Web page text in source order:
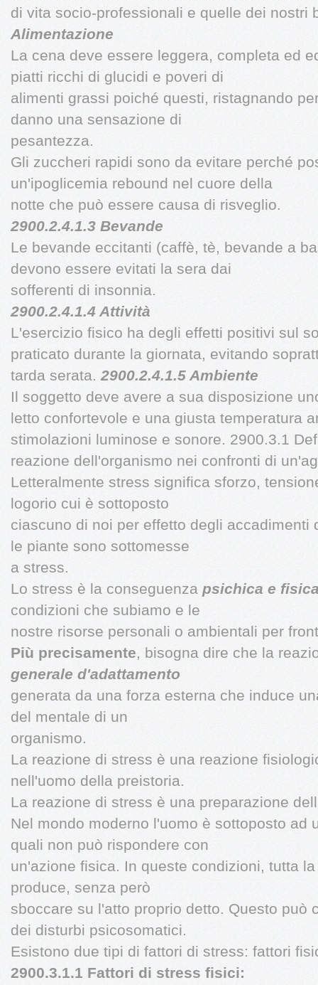
di vita socio-professionali e quelle dei nostri
Alimentazione
La cena deve essere leggera, completa ed
piatti ricchi di glucidi e poveri di
alimenti grassi poiché questi, ristagnando
danno una sensazione di
pesantezza.
Gli zuccheri rapidi sono da evitare perché
un'ipoglicemia rebound nel cuore della
notte che può essere causa di risveglio.
2900.2.4.1.3 Bevande
Le bevande eccitanti (caffè, tè, bevande a
devono essere evitati la sera dai
sofferenti di insonnia.
2900.2.4.1.4 Attività
L'esercizio fisico ha degli effetti positivi sul
praticato durante la giornata, evitando
tarda serata. 2900.2.4.1.5 Ambiente
Il soggetto deve avere a sua disposizione
letto confortevole e una giusta temperatura
stimolazioni luminose e sonore. 2900.3.1
reazione dell'organismo nei confronti di
Letteralmente stress significa sforzo,
logorio cui è sottoposto
ciascuno di noi per effetto degli accadimenti
le piante sono sottomesse
a stress.
Lo stress è la conseguenza psichica e
condizioni che subiamo e le
nostre risorse personali o ambientali per
Più precisamente, bisogna dire che la
generale d'adattamento
generata da una forza esterna che induce
del mentale di un
organismo.
La reazione di stress è una reazione
nell'uomo della preistoria.
La reazione di stress è una preparazione
Nel mondo moderno l'uomo è sottoposto ad
quali non può rispondere con
un'azione fisica. In queste condizioni, tutta
produce, senza però
sboccare su l'atto proprio detto. Questo può
dei disturbi psicosomatici.
Esistono due tipi di fattori di stress: fattori
2900.3.1.1 Fattori di stress fisici: